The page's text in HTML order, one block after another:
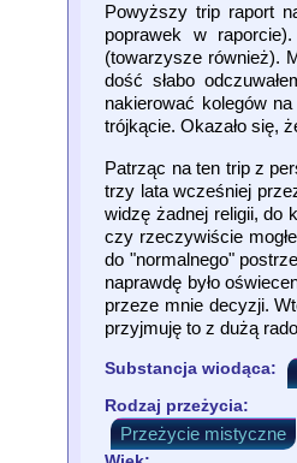
Powyższy trip raport
poprawek w
(towarzysze również).
dość słabo
nakierować kolegów
trójkącie. Okazało się,
Patrząc na ten trip z
trzy lata wcześniej
widzę żadnej religii, do
czy rzeczywiście
do "normalnego"
naprawdę było
przeze mnie decyzji.
przyjmuję to z dużą
Substancja wiodąca:
Rodzaj przeżycia:
Przeżycie mistyczne